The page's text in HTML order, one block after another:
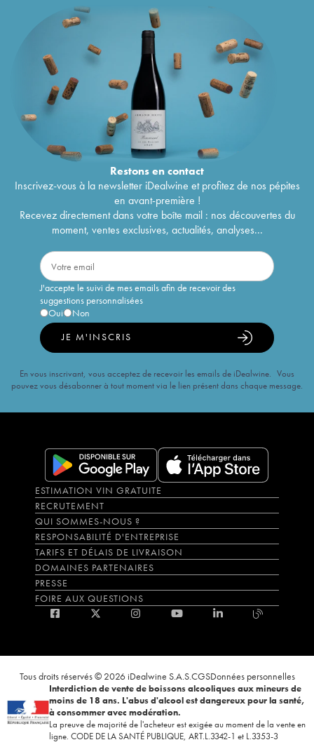
Restons encontact
Inscrivez-vous à la newsletter iDealwine et profitez de nos pépites
en avant-première !
Recevez directement dans votre boîte mail : nos découvertes du
moment, ventes exclusives, actualités, analyses...
J'accepte le suivi de mes emails afin de recevoir des
suggestions personnalisées
Oui
Non
JE M'INSCRIS
En vous inscrivant, vous acceptez de recevoir les emails de iDealwine. Vous
pouvez vous désabonner à tout moment via le lien présent dans chaque message.
ESTIMATION VIN GRATUITE
RECRUTEMENT
QUI SOMMES-NOUS ?
RESPONSABILITÉ D'ENTREPRISE
TARIFS ET DÉLAIS DE LIVRAISON
DOMAINES PARTENAIRES
PRESSE
FOIRE AUX QUESTIONS
Tous droits réservés © 2026 iDealwine S.A.S.CGSDonnées personnelles
Interdiction de vente de boissons alcooliques aux mineurs de
moins de 18 ans. L'abus d'alcool est dangereux pour la santé,
à consommer avec modération.
La preuve de majorité de l'acheteur est exigée au moment de la vente en
ligne. CODE DE LA SANTÉ PUBLIQUE, ART.L.3342-1 et L.3353-3